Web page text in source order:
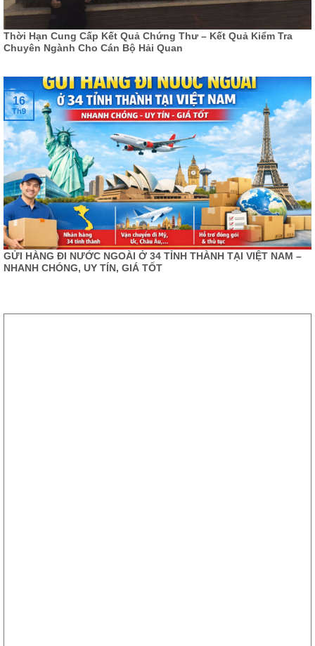
Thời Hạn Cung Cấp Kết Quả Chứng Thư – Kết Quả Kiểm Tra
Chuyên Ngành Cho Cán Bộ Hải Quan
GỬI HÀNG ĐI NƯỚC NGOÀI Ở 34 TỈNH THÀNH TẠI VIỆT NAM –
NHANH CHÓNG, UY TÍN, GIÁ TỐT
16
Th9